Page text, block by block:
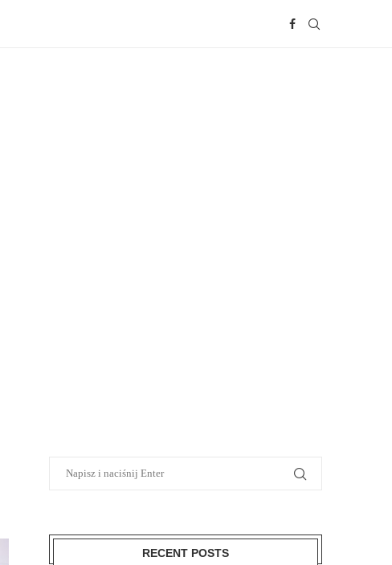
RECENT POSTS